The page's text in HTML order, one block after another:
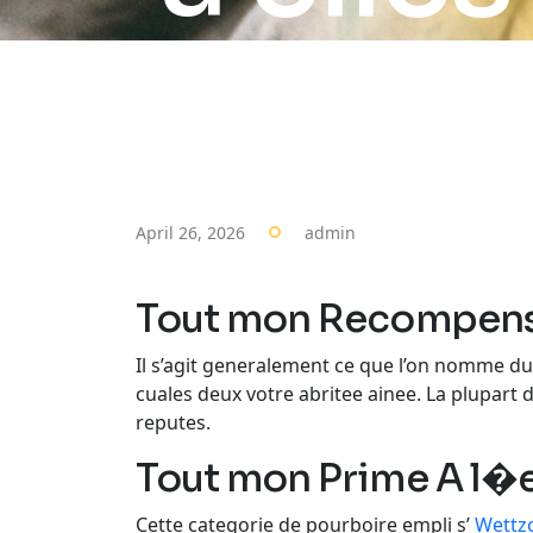
April 26, 2026 admin
Tout mon
Il s’agit generalement ce que l’on nomme
cuales deux votre abritee ainee. La
reputes.
Tout mon Prime A
Cette categorie de pourboire empli s’